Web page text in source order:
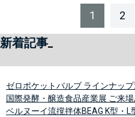
1 2
新着記事
ゼロポケットバルブ ラインナッ
国際発酵・醸造食品産業展 ご来
ベルヌーイ流撹拌体BEAG K型・L